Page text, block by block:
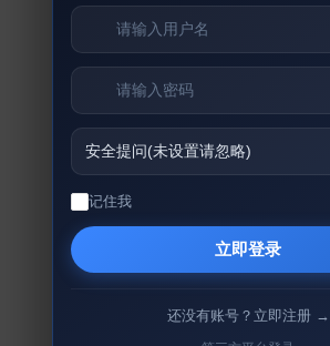
记住我
立即登录
还没有账号？立即注册 →